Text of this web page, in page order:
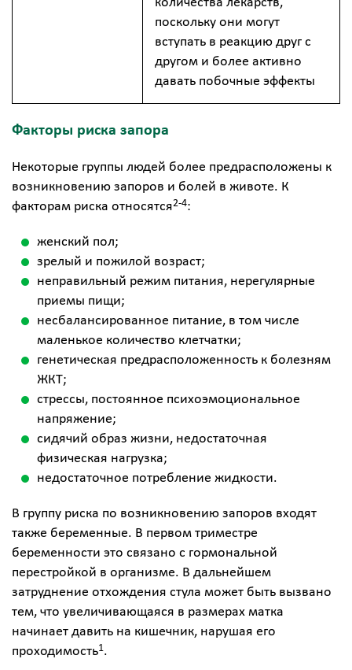
поскольку они могут
вступать в реакцию друг с
другом и более активно
давать побочные эффекты
Факторы риска запора
Некоторые группы людей более предрасположены к
возникновению запоров и болей в животе. К
факторам риска относятся2-4:
женский пол;
зрелый и пожилой возраст;
неправильный режим питания, нерегулярные
приемы пищи;
несбалансированное питание, в том числе
маленькое количество клетчатки;
генетическая предрасположенность к болезням
ЖКТ;
стрессы, постоянное психоэмоциональное
напряжение;
сидячий образ жизни, недостаточная
физическая нагрузка;
недостаточное потребление жидкости.
В группу риска по возникновению запоров входят
также беременные. В первом триместре
беременности это связано с гормональной
перестройкой в организме. В дальнейшем
затруднение отхождения стула может быть вызвано
тем, что увеличивающаяся в размерах матка
начинает давить на кишечник, нарушая его
проходимость1.